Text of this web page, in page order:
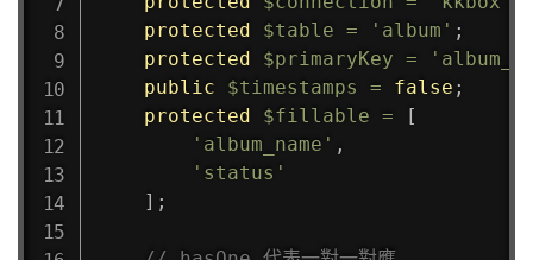
protected
$table = 'album' ;
protected
$primaryKey =
public
$timestamps = false ;
protected
$fillable =
[
'album_name' ,
'status'
] ;